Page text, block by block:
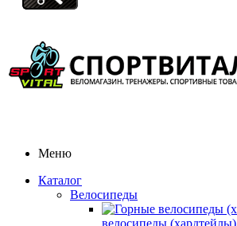
Меню
Каталог
Велосипеды
велосипеды (хардтейлы)